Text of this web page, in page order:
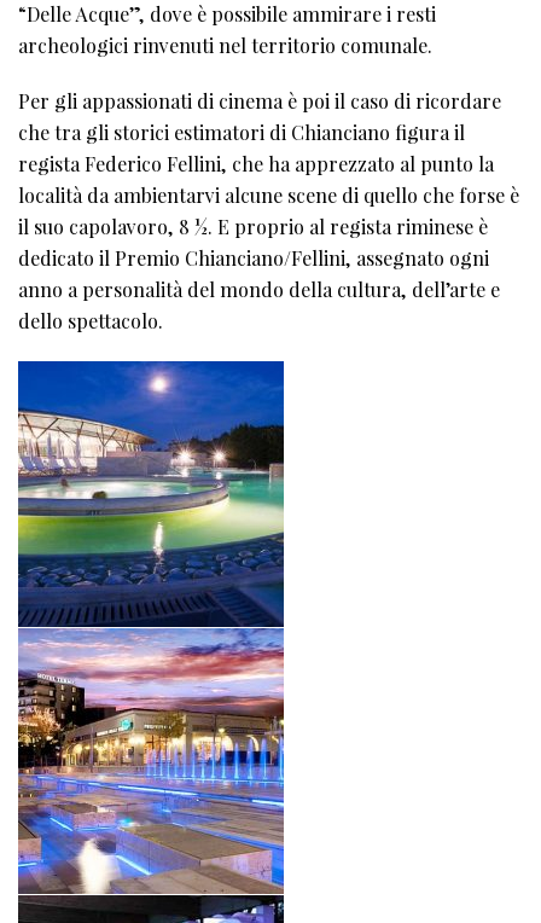
“Delle Acque”, dove è possibile ammirare i resti
archeologici rinvenuti nel territorio comunale.
Per gli appassionati di cinema è poi il caso di ricordare
che tra gli storici estimatori di Chianciano figura il
regista Federico Fellini, che ha apprezzato al punto la
località da ambientarvi alcune scene di quello che forse è
il suo capolavoro, 8 ½. E proprio al regista riminese è
dedicato il Premio Chianciano/Fellini, assegnato ogni
anno a personalità del mondo della cultura, dell’arte e
dello spettacolo.